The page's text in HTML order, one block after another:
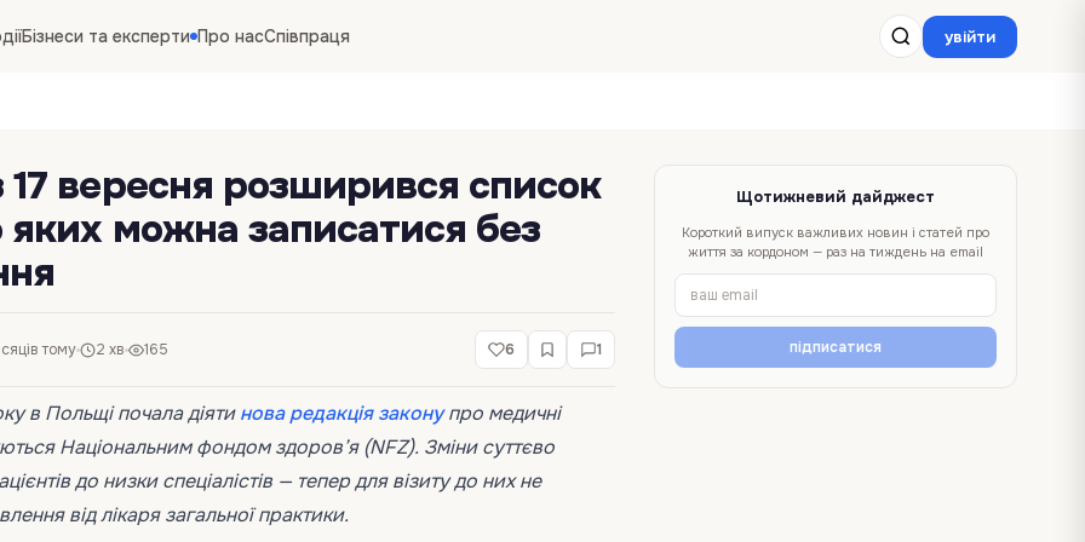
Бізнеси та експерти Про насСпівпраця увійти
17 вересня розширився список
яких можна записатися без
тому 2 хв 165 6 1
в Польщі почала діятинова редакція законупро медичні
Національним фондом здоров’я (NFZ). Зміни суттєво
до низки спеціалістів — тепер для візиту до них не
від лікаря загальної практики.
Щотижневий дайджест
Короткий випуск важливих новин і статей про
життя за кордоном — раз на тиждень на email
підписатися